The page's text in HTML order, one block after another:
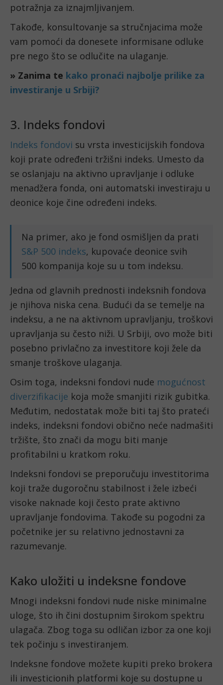
potražnja za iznajmljivanjem.
Takođe, konsultovanje sa stručnjacima može
vam pomoći da donesete informisane odluke
pre nego što se odlučite na ulaganje.
» Zanima te kako pronaći najbolje prilike za
investiranje u Srbiji?
3. Indeks fondovi
Indeks fondovi su vrsta investicijskih fondova
koji prate određeni tržišni indeks. Umesto da
se oslanjaju na aktivno upravljanje i odluke
menadžera fonda, oni automatski investiraju u
deonice koje čine određeni indeks.
Na primer, ako je fond osmišljen da prati
S&P 500 indeks, kupovaće deonice svih
500 kompanija koje su u tom indeksu.
Jedna od glavnih prednosti indeksnih fondova
je njihova niska cena. Budući da se temelje na
indeksu, a ne na aktivnom upravljanju, troškovi
upravljanja su često niži. U Srbiji, ovo može biti
posebno privlačno za investitore koji žele da
smanje troškove ulaganja.
Osim toga, indeksni fondovi nude mogućnost
diverzifikacije koja može smanjiti rizik gubitka.
Međutim, nedostatak može biti taj što prateći
indeks, indeksni fondovi obično neće nadmašiti
tržište, što znači da mogu biti manje
profitabilni u kratkom roku.
Indeksni fondovi se preporučuju investitorima
koji traže dugoročnu stabilnost i žele izbeći
visoke naknade koji često prate aktivno
upravljanje fondovima. Takođe su pogodni za
početnike jer su relativno jednostavni za
razumevanje.
Kako uložiti u indeksne fondove
Mnogi indeksni fondovi nude niske minimalne
uloge, što ih čini dostupnim širokom spektru
ulagača. Zbog toga su odličan izbor za one koji
tek počinju s investiranjem.
Indeksne fondove možete kupiti preko brokera
ili investicionih platformi koje su dostupne u